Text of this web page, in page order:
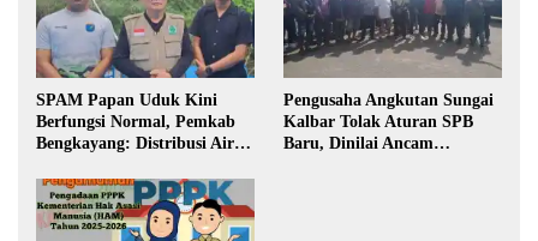
SPAM Papan Uduk Kini
Berfungsi Normal, Pemkab
Bengkayang: Distribusi Air
Warga
Pengusaha Angkutan Sungai
Kalbar Tolak Aturan SPB
Baru, Dinilai Ancam